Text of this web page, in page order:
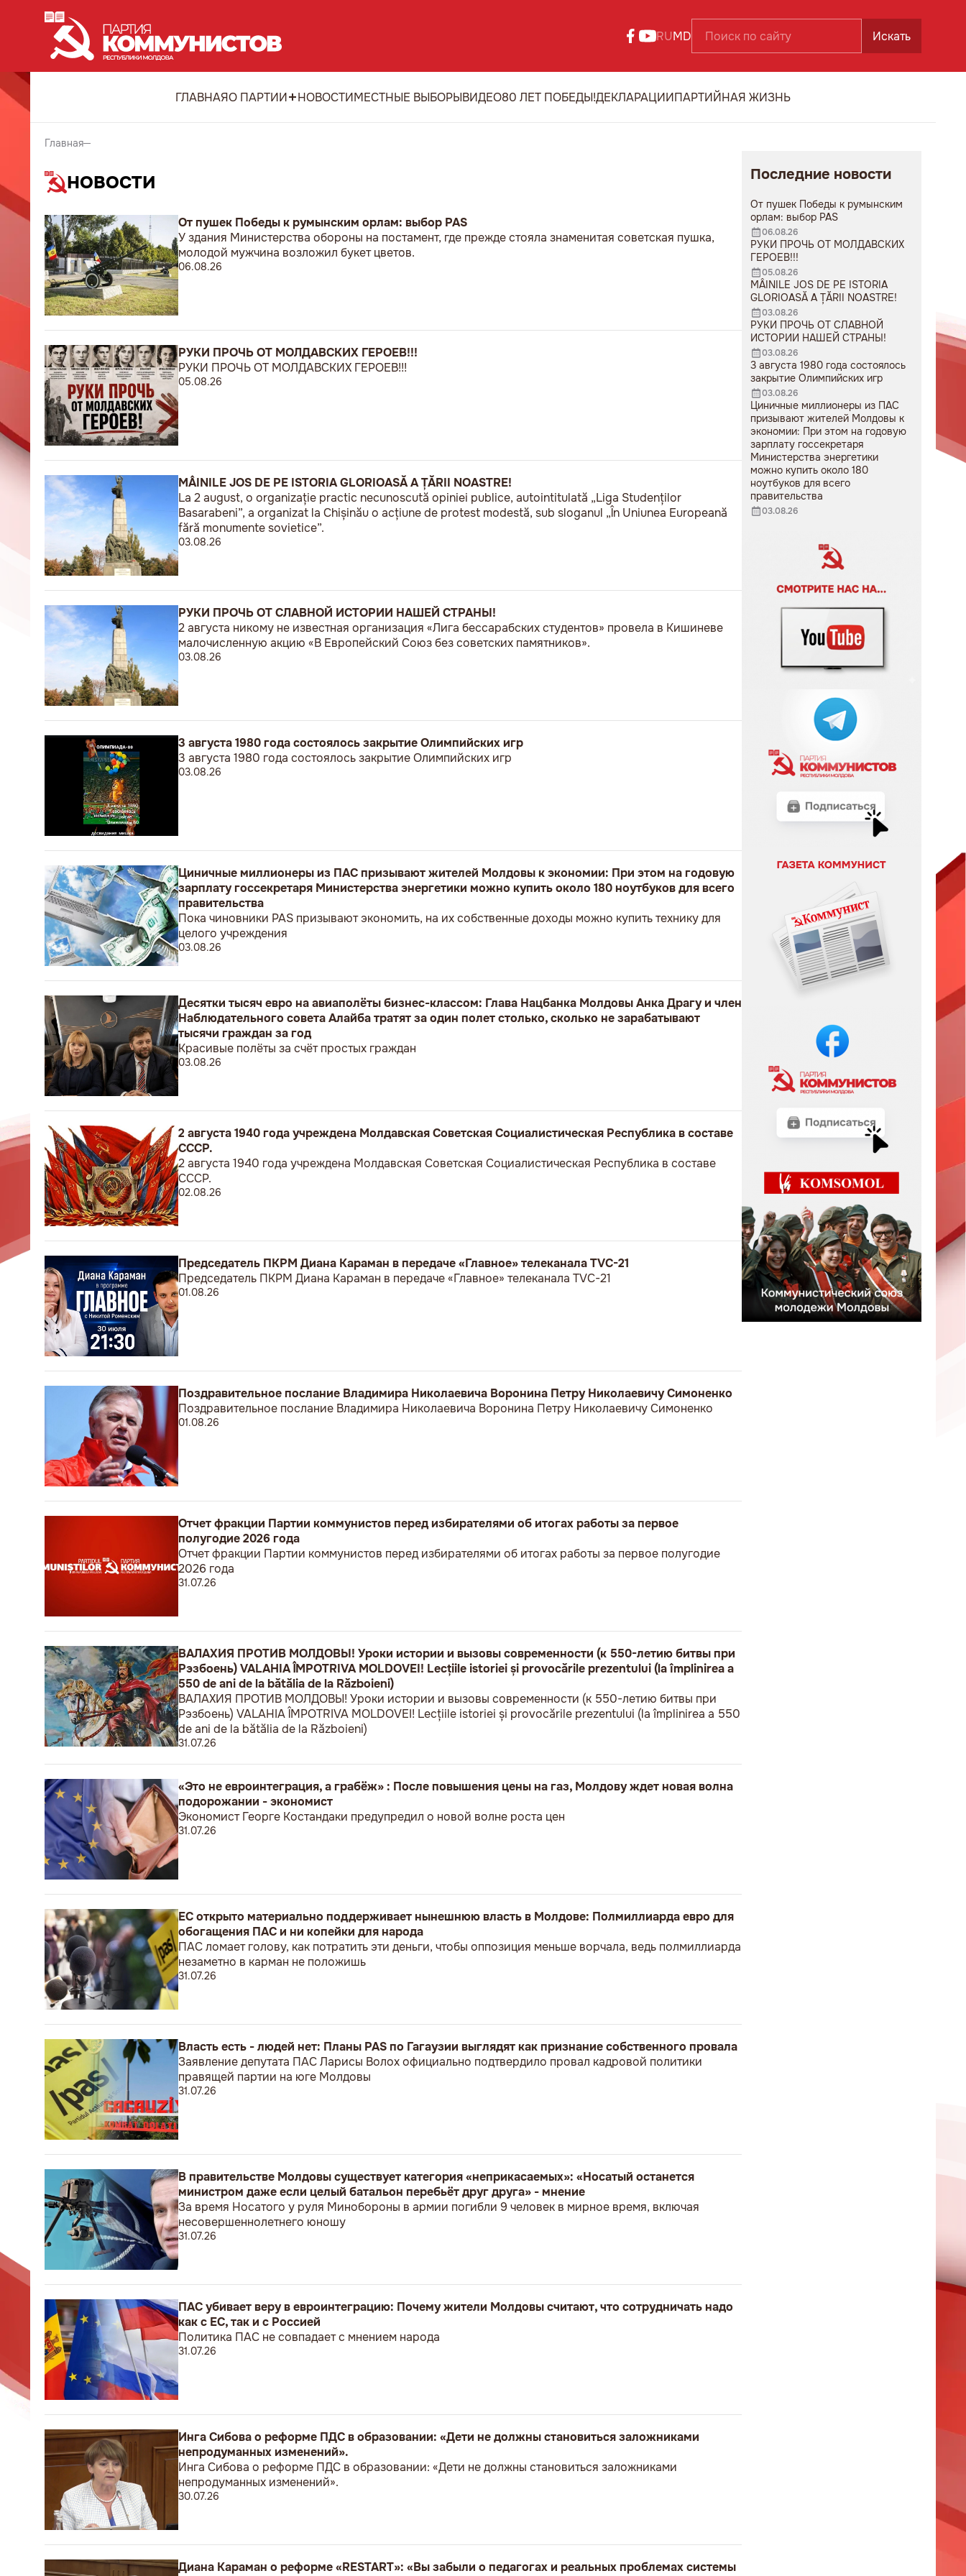
RUMD Искать
ГЛАВНАЯО ПАРТИИ НОВОСТИМЕСТНЫЕ ВЫБОРЫВИДЕО80 ЛЕТ ПОБЕДЫ!ДЕКЛАРАЦИИПАРТИЙНАЯ ЖИЗНЬ
Главная
НОВОСТИ
От пушек Победы к румынским орлам: выбор PAS
У здания Министерства обороны на постамент, где прежде стояла знаменитая советская пушка,
молодой мужчина возложил букет цветов.
06.08.26
РУКИ ПРОЧЬ ОТ МОЛДАВСКИХ ГЕРОЕВ!!!
РУКИ ПРОЧЬ ОТ МОЛДАВСКИХ ГЕРОЕВ!!!
05.08.26
MÂINILE JOS DE PE ISTORIA GLORIOASĂ A ȚĂRII NOASTRE!
La 2 august, o organizație practic necunoscută opiniei publice, autointitulată „Liga Studenților
Basarabeni”, a organizat la Chișinău o acțiune de protest modestă, sub sloganul „În Uniunea Europeană
fără monumente sovietice”.
03.08.26
РУКИ ПРОЧЬ ОТ СЛАВНОЙ ИСТОРИИ НАШЕЙ СТРАНЫ!
2 августа никому не известная организация «Лига бессарабских студентов» провела в Кишиневе
малочисленную акцию «В Европейский Союз без советских памятников».
03.08.26
3 августа 1980 года состоялось закрытие Олимпийских игр
3 августа 1980 года состоялось закрытие Олимпийских игр
03.08.26
Циничные миллионеры из ПАС призывают жителей Молдовы к экономии: При этом на годовую
зарплату госсекретаря Министерства энергетики можно купить около 180 ноутбуков для всего
правительства
Пока чиновники PAS призывают экономить, на их собственные доходы можно купить технику для
целого учреждения
03.08.26
Десятки тысяч евро на авиаполёты бизнес-классом: Глава Нацбанка Молдовы Анка Драгу и член
Наблюдательного совета Алайба тратят за один полет столько, сколько не зарабатывают
тысячи граждан за год
Красивые полёты за счёт простых граждан
03.08.26
2 августа 1940 года учреждена Молдавская Советская Социалистическая Республика в составе
СССР.
2 августа 1940 года учреждена Молдавская Советская Социалистическая Республика в составе
СССР.
02.08.26
Председатель ПКРМ Диана Караман в передаче «Главное» телеканала TVC-21
Председатель ПКРМ Диана Караман в передаче «Главное» телеканала TVC-21
01.08.26
Поздравительное послание Владимира Николаевича Воронина Петру Николаевичу Симоненко
Поздравительное послание Владимира Николаевича Воронина Петру Николаевичу Симоненко
01.08.26
Отчет фракции Партии коммунистов перед избирателями об итогах работы за первое
полугодие 2026 года
Отчет фракции Партии коммунистов перед избирателями об итогах работы за первое полугодие
2026 года
31.07.26
ВАЛАХИЯ ПРОТИВ МОЛДОВЫ! Уроки истории и вызовы современности (к 550-летию битвы при
Рэзбоень) VALAHIA ÎMPOTRIVA MOLDOVEI! Lecțiile istoriei și provocările prezentului (la împlinirea a
550 de ani de la bătălia de la Războieni)
ВАЛАХИЯ ПРОТИВ МОЛДОВЫ! Уроки истории и вызовы современности (к 550-летию битвы при
Рэзбоень) VALAHIA ÎMPOTRIVA MOLDOVEI! Lecțiile istoriei și provocările prezentului (la împlinirea a 550
de ani de la bătălia de la Războieni)
31.07.26
«Это не евроинтеграция, а грабёж» : После повышения цены на газ, Молдову ждет новая волна
подорожании - экономист
Экономист Георге Костандаки предупредил о новой волне роста цен
31.07.26
ЕС открыто материально поддерживает нынешнюю власть в Молдове: Полмиллиарда евро для
обогащения ПАС и ни копейки для народа
ПАС ломает голову, как потратить эти деньги, чтобы оппозиция меньше ворчала, ведь полмиллиарда
незаметно в карман не положишь
31.07.26
Власть есть - людей нет: Планы PAS по Гагаузии выглядят как признание собственного провала
Заявление депутата ПАС Ларисы Волох официально подтвердило провал кадровой политики
правящей партии на юге Молдовы
31.07.26
В правительстве Молдовы существует категория «неприкасаемых»: «Носатый останется
министром даже если целый батальон перебьёт друг друга» - мнение
За время Носатого у руля Минобороны в армии погибли 9 человек в мирное время, включая
несовершеннолетнего юношу
31.07.26
ПАС убивает веру в евроинтеграцию: Почему жители Молдовы считают, что сотрудничать надо
как с ЕС, так и с Россией
Политика ПАС не совпадает с мнением народа
31.07.26
Инга Сибова о реформе ПДС в образовании: «Дети не должны становиться заложниками
непродуманных изменений».
Инга Сибова о реформе ПДС в образовании: «Дети не должны становиться заложниками
непродуманных изменений».
30.07.26
Диана Караман о реформе «RESTART»: «Вы забыли о педагогах и реальных проблемах системы
Последние новости
От пушек Победы к румынским
орлам: выбор PAS
06.08.26
РУКИ ПРОЧЬ ОТ МОЛДАВСКИХ
ГЕРОЕВ!!!
05.08.26
MÂINILE JOS DE PE ISTORIA
GLORIOASĂ A ȚĂRII NOASTRE!
03.08.26
РУКИ ПРОЧЬ ОТ СЛАВНОЙ
ИСТОРИИ НАШЕЙ СТРАНЫ!
03.08.26
3 августа 1980 года состоялось
закрытие Олимпийских игр
03.08.26
Циничные миллионеры из ПАС
призывают жителей Молдовы к
экономии: При этом на годовую
зарплату госсекретаря
Министерства энергетики
можно купить около 180
ноутбуков для всего
правительства
03.08.26